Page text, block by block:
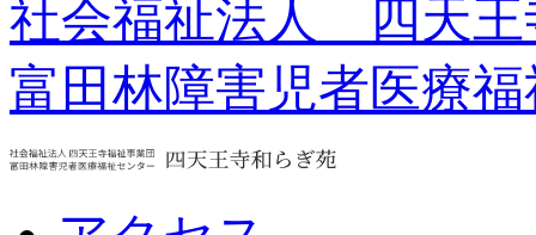
社会福祉法人 四天王
富田林障害児者医療